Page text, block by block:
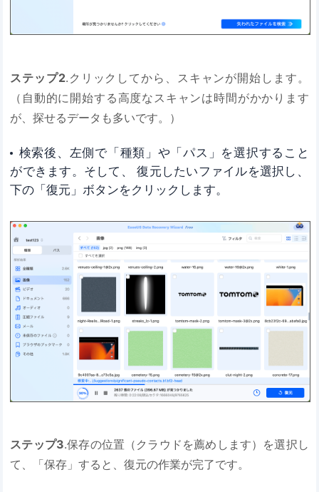
ステップ2.クリックしてから、スキャンが開始します。
（自動的に開始する高度なスキャンは時間がかかります
が、探せるデータも多いです。）
検索後、左側で「種類」や「パス」を選択すること
ができます。そして、 復元したいファイルを選択し、
下の「復元」ボタンをクリックします。
ステップ3.保存の位置（クラウドを薦めします）を選択し
て、「保存」すると、復元の作業が完了です。